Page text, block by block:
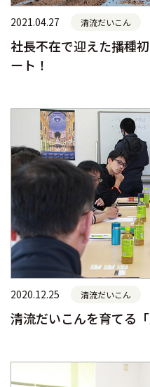
2021.04.27 清流だいこん
社長不在で迎えた播種
ート！
2020.12.25 清流だいこん
清流だいこんを育てる